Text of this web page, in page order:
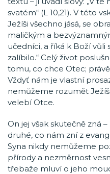
svatém“ (L 10,21). V této
Ježíši všechno jásá, se
maličkým a
učedníci, a říká k Boží vůli
zalíbilo.“ Celý život
tomu, co chce Otec;
Vždyť nám je vlastní
nemůžeme rozumět
velebí Otce.
On jej však skutečně zná
druhé, co nám zní z
Syna nikdy nemůžeme
přírody a nezměrnost
třebaže mluví o jeho